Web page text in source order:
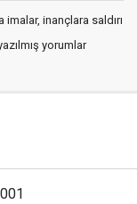
inançlara saldırı
yorumlar